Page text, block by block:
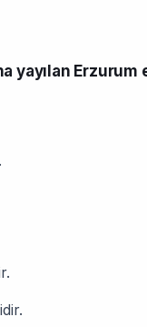
Erzurum